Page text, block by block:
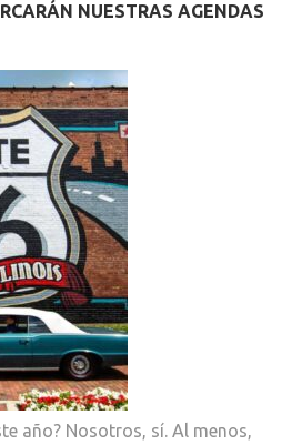
NUESTRAS AGENDAS
año? Nosotros, sí. Al menos,